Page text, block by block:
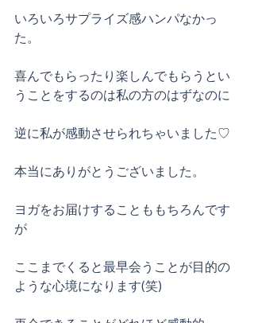
いろいろサプライズ感ハンパなかっ
た。
喜んでもらったり楽しんでもらうとい
うことをするのは私の方のはずなのに
逆に私が感動させられちゃいました♡
本当にありがとうございました。
ヨガをお届けすることももちろんです
が
ここまでくると最早会うことが目的の
ような心境になります(笑)